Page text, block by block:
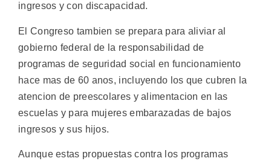
ingresos y con discapacidad.
El Congreso tambien se prepara para aliviar al
gobierno federal de la responsabilidad de
programas de seguridad social en funcionamiento
hace mas de 60 anos, incluyendo los que cubren la
atencion de preescolares y alimentacion en las
escuelas y para mujeres embarazadas de bajos
ingresos y sus hijos.
Aunque estas propuestas contra los programas